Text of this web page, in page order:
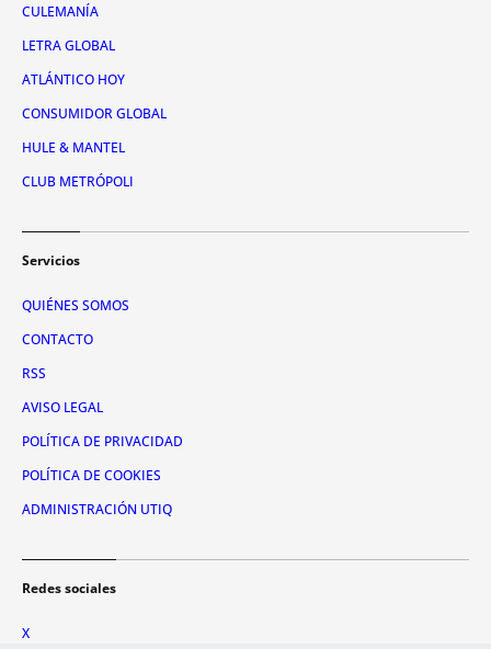
CULEMANÍA
LETRA GLOBAL
ATLÁNTICO HOY
CONSUMIDOR GLOBAL
HULE & MANTEL
CLUB METRÓPOLI
Servicios
QUIÉNES SOMOS
CONTACTO
RSS
AVISO LEGAL
POLÍTICA DE PRIVACIDAD
POLÍTICA DE COOKIES
ADMINISTRACIÓN UTIQ
Redes sociales
X